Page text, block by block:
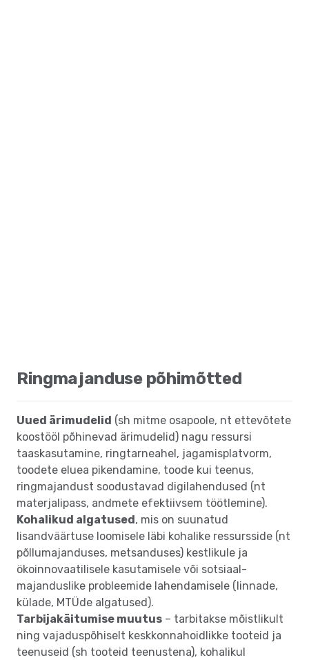
Ringmajanduse põhimõtted
Uued ärimudelid (sh mitme osapoole, nt ettevõtete
koostööl põhinevad ärimudelid) nagu ressursi
taaskasutamine, ringtarneahel, jagamisplatvorm,
toodete eluea pikendamine, toode kui teenus,
ringmajandust soodustavad digilahendused (nt
materjalipass, andmete efektiivsem töötlemine).
Kohalikud algatused , mis on suunatud
lisandväärtuse loomisele läbi kohalike ressursside (nt
põllumajanduses, metsanduses) kestlikule ja
ökoinnovaatilisele kasutamisele või sotsiaal-
majanduslike probleemide lahendamisele (linnade,
külade, MTÜde algatused).
Tarbijakäitumise muutus – tarbitakse mõistlikult
ning vajaduspõhiselt keskkonnahoidlikke tooteid ja
teenuseid (sh tooteid teenustena), kohalikul